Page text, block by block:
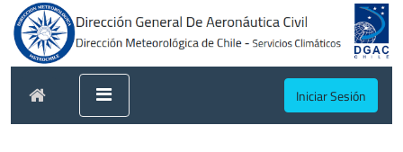
Iniciar Sesión